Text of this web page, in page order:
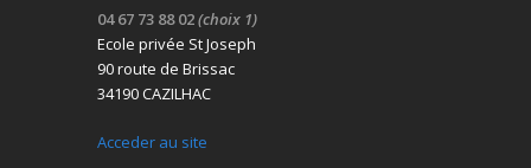
04 67 73 88 02(choix 1)
Ecole privée St Joseph
90 route de Brissac
34190 CAZILHAC
Acceder au site